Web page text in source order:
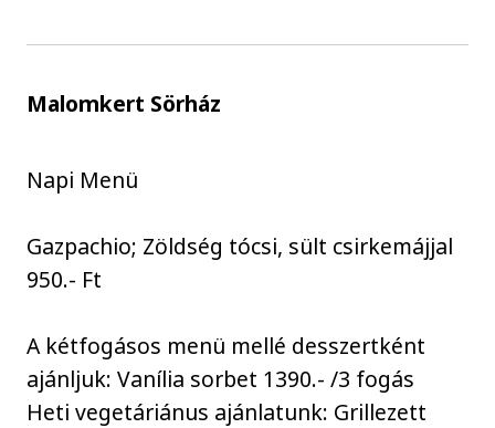
Malomkert Sörház
Napi Menü
Gazpachio; Zöldség tócsi, sült csirkemájjal
950.- Ft
A kétfogásos menü mellé desszertként
ajánljuk: Vanília sorbet 1390.- /3 fogás
Heti vegetáriánus ajánlatunk: Grillezett